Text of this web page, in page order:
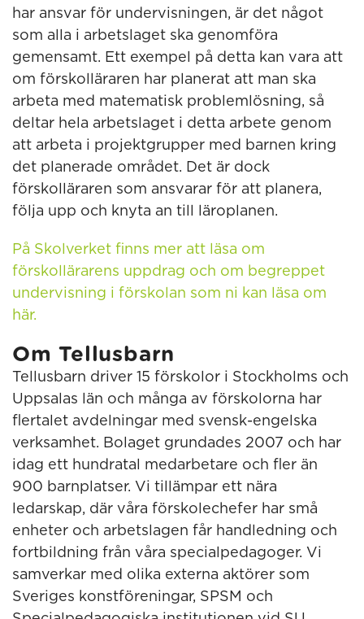
har ansvar för undervisningen, är det något
som alla i arbetslaget ska genomföra
gemensamt. Ett exempel på detta kan vara att
om förskolläraren har planerat att man ska
arbeta med matematisk problemlösning, så
deltar hela arbetslaget i detta arbete genom
att arbeta i projektgrupper med barnen kring
det planerade området. Det är dock
förskolläraren som ansvarar för att planera,
följa upp och knyta an till läroplanen.
På Skolverket finns mer att läsa om
förskollärarens uppdrag och om begreppet
undervisning i förskolan som ni kan läsa om
här.
Om Tellusbarn
Tellusbarn driver 15 förskolor i Stockholms och
Uppsalas län och många av förskolorna har
flertalet avdelningar med svensk-engelska
verksamhet. Bolaget grundades 2007 och har
idag ett hundratal medarbetare och fler än
900 barnplatser. Vi tillämpar ett nära
ledarskap, där våra förskolechefer har små
enheter och arbetslagen får handledning och
fortbildning från våra specialpedagoger. Vi
samverkar med olika externa aktörer som
Sveriges konstföreningar, SPSM och